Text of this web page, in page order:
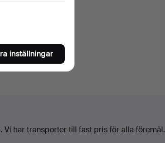
Vi har transporter till fast pris för alla föremål.
inställningar